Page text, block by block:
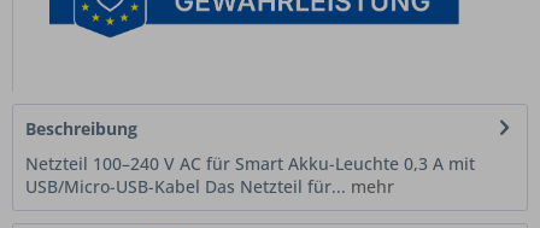
Beschreibung
Netzteil 100–240 V AC für Smart Akku-Leuchte 0,3 A mit
USB/Micro-USB-Kabel Das Netzteil für... mehr